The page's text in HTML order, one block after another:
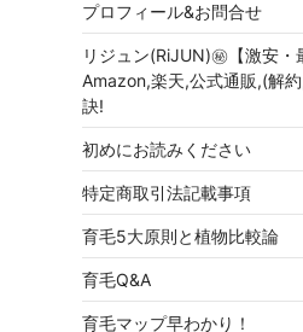
プロフィール&お問合せ
リジュン(RiJUN)㊙【激安・
Amazon,楽天,公式通販,(解
訣!
初めにお読みください
特定商取引法記載事項
育毛5大原則と植物比較論
育毛Q&A
育毛マップ早わかり！